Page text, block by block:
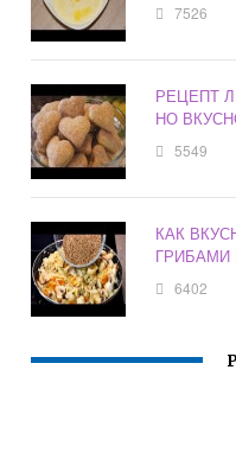
7526
РЕЦЕПТ
НО
5549
КАК
6402